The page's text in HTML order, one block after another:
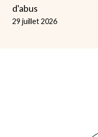
d'abus
29 juillet 2026